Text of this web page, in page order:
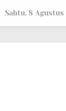
Sabtu, 8 Agustus